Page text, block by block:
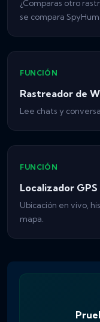
¿Comparas otro
se compara
FUNCIÓN
Rastreador de
Lee chats y
FUNCIÓN
Localizador
Ubicación en vivo,
mapa.